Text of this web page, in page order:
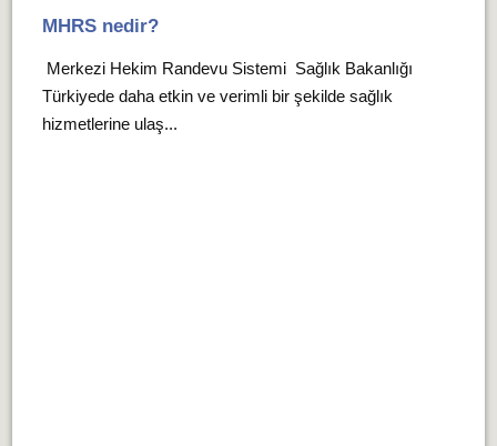
MHRS nedir?
Merkezi Hekim Randevu Sistemi Sağlık Bakanlığı
Türkiyede daha etkin ve verimli bir şekilde sağlık
hizmetlerine ulaş...